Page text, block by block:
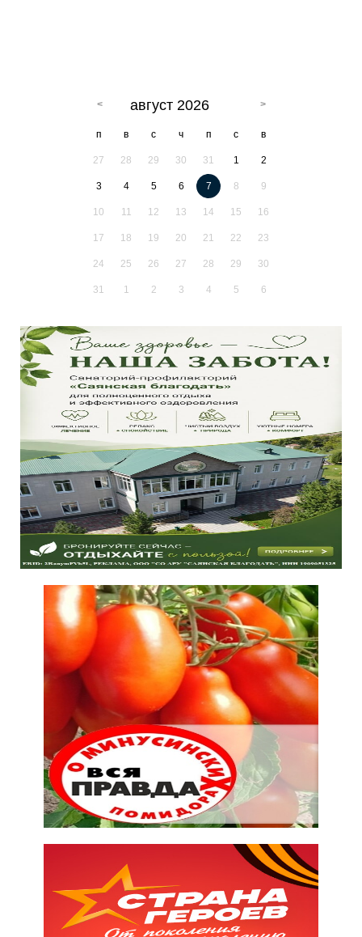
август 2026
п в с ч п с в
27 28 29 30 31 1 2
3 4 5 6 7 8 9
10 11 12 13 14 15 16
17 18 19 20 21 22 23
24 25 26 27 28 29 30
31 1 2 3 4 5 6